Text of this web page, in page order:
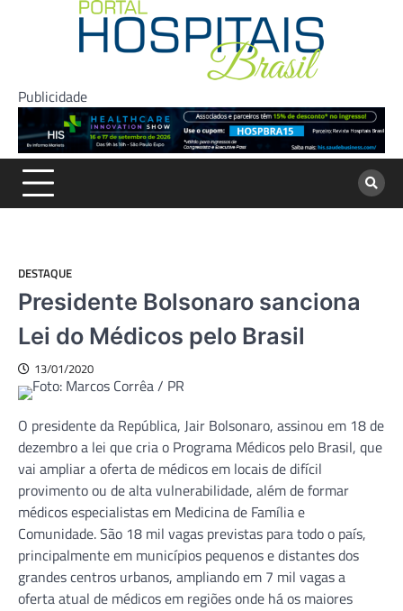
Publicidade
DESTAQUE
Presidente Bolsonaro sanciona
Lei do Médicos pelo Brasil
13/01/2020
O presidente da República, Jair Bolsonaro, assinou em 18 de
dezembro a lei que cria o Programa Médicos pelo Brasil, que
vai ampliar a oferta de médicos em locais de difícil
provimento ou de alta vulnerabilidade, além de formar
médicos especialistas em Medicina de Família e
Comunidade. São 18 mil vagas previstas para todo o país,
principalmente em municípios pequenos e distantes dos
grandes centros urbanos, ampliando em 7 mil vagas a
oferta atual de médicos em regiões onde há os maiores